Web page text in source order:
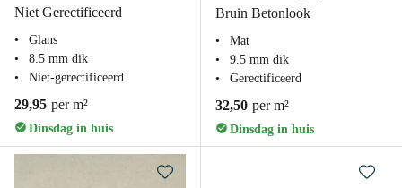
Niet Gerectificeerd
Glans
8.5 mm dik
Niet-gerectificeerd
29,95 per m²
Dinsdag in huis
Bruin Betonlook
Mat
9.5 mm dik
Gerectificeerd
32,50 per m²
Dinsdag in huis